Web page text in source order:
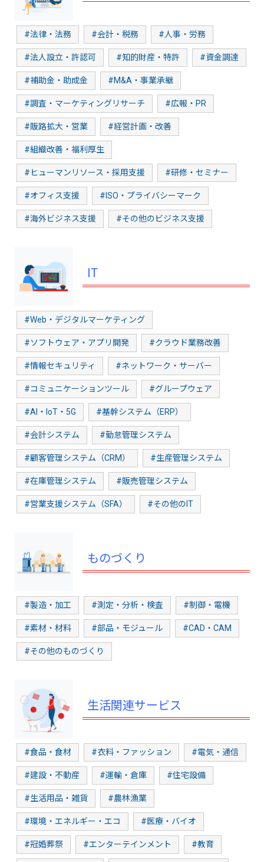
#法律・法務 #会計・税務 #人事・労務
#法人設立・許認可 #知的財産・特許 #資金調達
#補助金・助成金 #M&A・事業承継
#調査・マーケティングリサーチ #広報・PR
#販路拡大・営業 #経営計画・改善
#組織改善・福利厚生
#ヒューマンリソース・採用支援 #研修・セミナー
#オフィス支援 #ISO・プライバシーマーク
#海外ビジネス支援 #その他のビジネス支援
IT
#Web・デジタルマーケティング
#ソフトウェア・アプリ開発 #クラウド業務改善
#情報セキュリティ #ネットワーク・サーバー
#コミュニケーションツール #グループウェア
#AI・IoT・5G #基幹システム（ERP）
#会計システム #勤怠管理システム
#顧客管理システム（CRM） #生産管理システム
#在庫管理システム #販売管理システム
#営業支援システム（SFA） #その他のIT
ものづくり
#製造・加工 #測定・分析・検査 #制御・電機
#素材・材料 #部品・モジュール #CAD・CAM
#その他のものづくり
生活関連サービス
#食品・食材 #衣料・ファッション #電気・通信
#建設・不動産 #運輸・倉庫 #住宅設備
#生活用品・雑貨 #農林漁業
#環境・エネルギー・エコ #医療・バイオ
#冠婚葬祭 #エンターテインメント #教育